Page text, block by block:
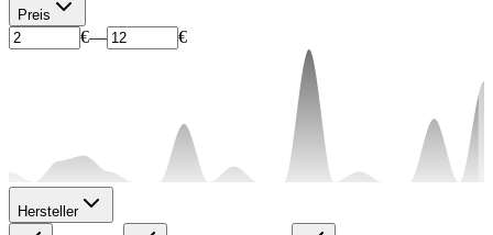
Preis
€— €
Hersteller